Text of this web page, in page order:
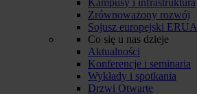
Zrównoważony rozwój
Sojusz europejski ERUA
Co się u nas dzieje
Aktualności
Konferencje i seminaria
Wykłady i spotkania
Drzwi Otwarte